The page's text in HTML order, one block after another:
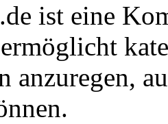
ist eine
anzuregen,